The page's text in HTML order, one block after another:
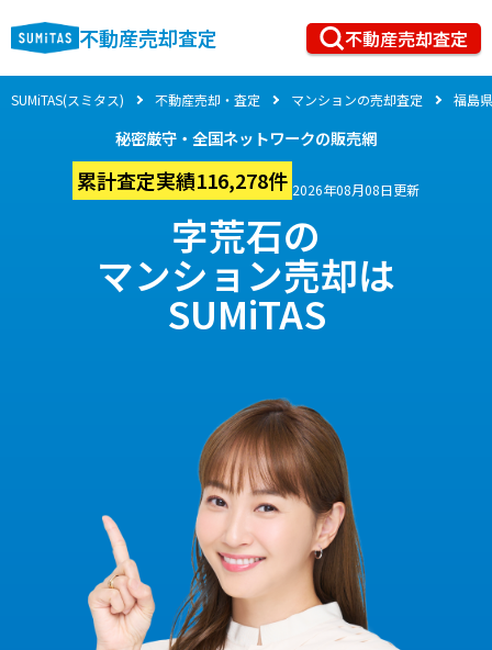
不動産売却査定 不動産売却査定
SUMiTAS(スミタス) 不動産売却・査定 マンションの売却査定 福島県
秘密厳守・全国ネットワークの販売網
累計査定実績116,278件 2026年08月08日更新
字荒石の
マンション売却は
SUMiTAS